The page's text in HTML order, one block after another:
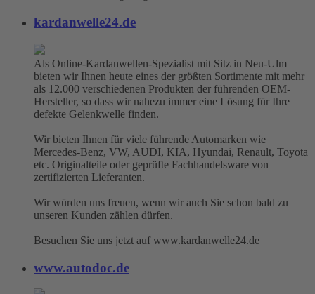
kardanwelle24.de
Als Online-Kardanwellen-Spezialist mit Sitz in Neu-Ulm
bieten wir Ihnen heute eines der größten Sortimente mit mehr
als 12.000 verschiedenen Produkten der führenden OEM-
Hersteller, so dass wir nahezu immer eine Lösung für Ihre
defekte Gelenkwelle finden.
Wir bieten Ihnen für viele führende Automarken wie
Mercedes-Benz, VW, AUDI, KIA, Hyundai, Renault, Toyota
etc. Originalteile oder geprüfte Fachhandelsware von
zertifizierten Lieferanten.
Wir würden uns freuen, wenn wir auch Sie schon bald zu
unseren Kunden zählen dürfen.
Besuchen Sie uns jetzt auf www.kardanwelle24.de
www.autodoc.de